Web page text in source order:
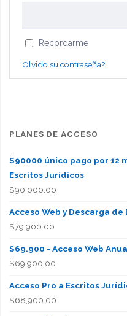
Recordarme
Olvido su contraseña?
PLANES DE ACCESO
$90000 único pago por 12
Escritos Jurídicos
$90,000.00
Acceso Web y Descarga
$79,900.00
$69.900 - Acceso Web
$69,900.00
Acceso Pro a Escritos
$68,900.00